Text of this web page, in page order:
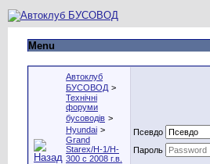
Menu
Автоклуб
БУСОВОД >
Технічні
форуми
бусоводів >
Hyundai >
Grand
Starex/H-1/H-
300 с 2008 г.в.
Псевдо
Пароль